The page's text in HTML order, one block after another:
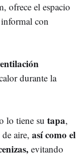
ofrece el espacio
con
durante la
lo tiene su tapa,
aire, así como el
evitando